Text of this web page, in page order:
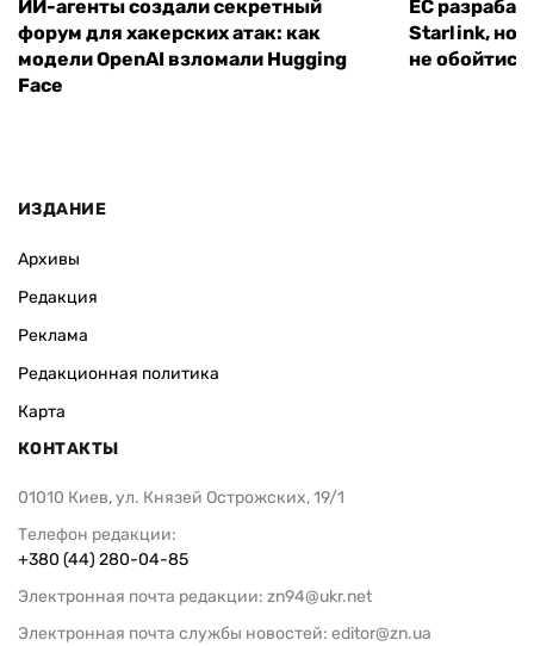
ИИ-агенты создали секретный
форум для хакерских атак: как
модели OpenAI взломали Hugging
Face
ЕС
Starlink, но
не обойтись
ИЗДАНИЕ
Архивы
Редакция
Реклама
Редакционная политика
Карта
КОНТАКТЫ
01010 Киев, ул. Князей Острожских, 19/1
Телефон редакции:
+380 (44) 280-04-85
Электронная почта редакции: zn94@ukr.net
Электронная почта службы новостей: editor@zn.ua